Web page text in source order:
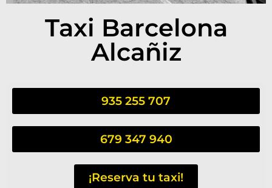
Taxi Barcelona
Alcañiz
935 255 707
679 347 940
¡Reserva tu taxi!